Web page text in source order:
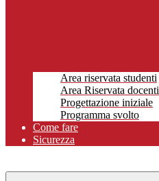
Area riservata studenti
Area Riservata docenti
Progettazione iniziale
Programma svolto
Come fare
Sicurezza